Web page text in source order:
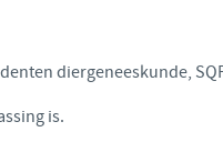
diergeneeskunde,
is.